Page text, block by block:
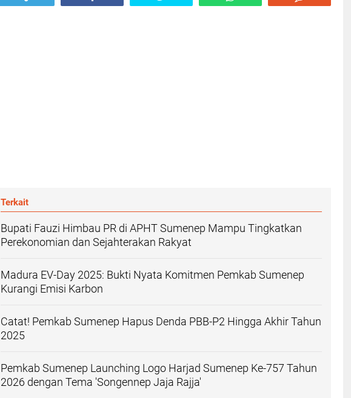
Terkait
Bupati Fauzi Himbau PR di APHT Sumenep Mampu Tingkatkan
Perekonomian dan Sejahterakan Rakyat
Madura EV-Day 2025: Bukti Nyata Komitmen Pemkab Sumenep
Kurangi Emisi Karbon
Catat! Pemkab Sumenep Hapus Denda PBB-P2 Hingga Akhir Tahun
2025
Pemkab Sumenep Launching Logo Harjad Sumenep Ke-757 Tahun
2026 dengan Tema 'Songennep Jaja Rajja'